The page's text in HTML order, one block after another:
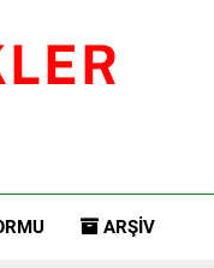
ARŞIV